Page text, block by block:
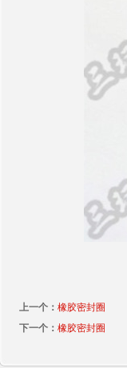
上一个： 橡胶密封圈
下一个： 橡胶密封圈